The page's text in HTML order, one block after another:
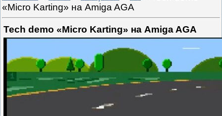
«Micro Karting» на Amiga AGA
Tech demo «Micro Karting» на Amiga AGA